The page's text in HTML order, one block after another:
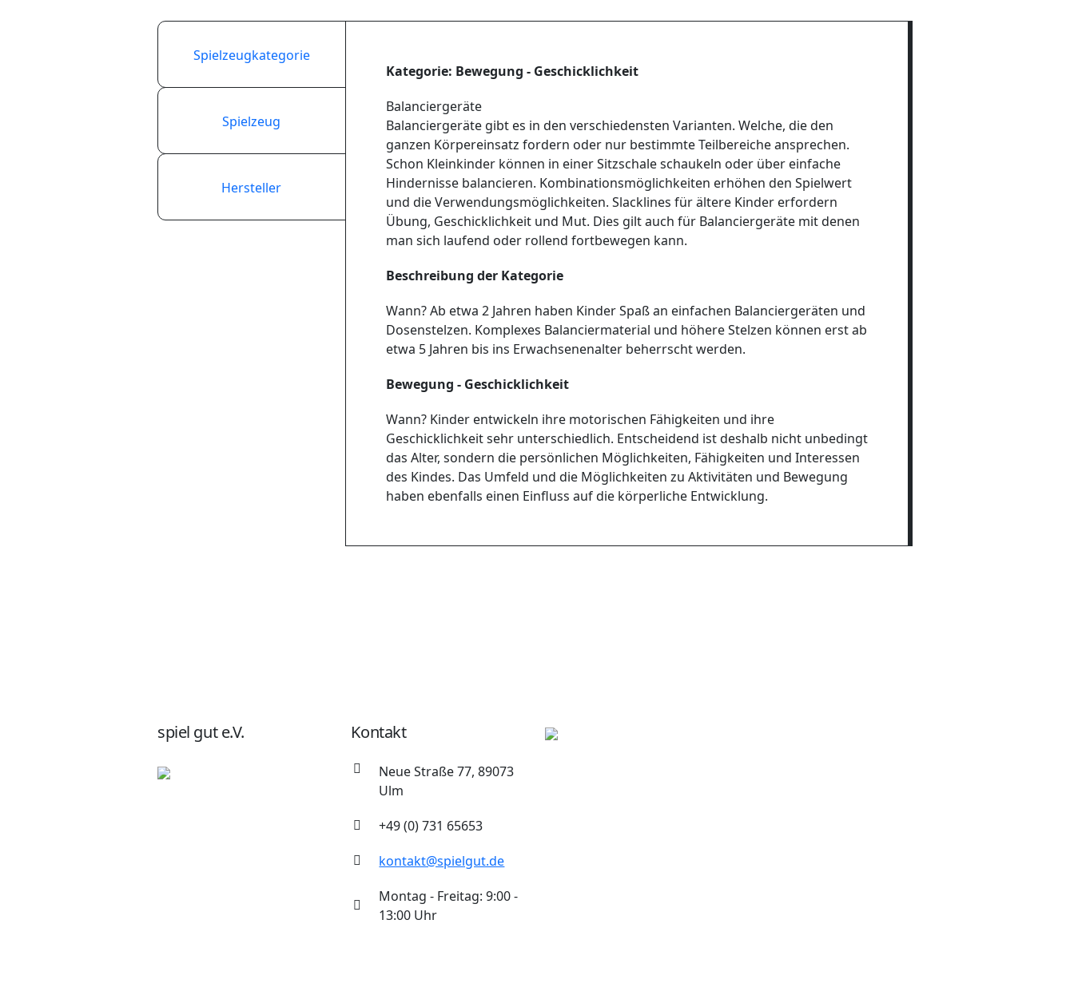
Spielzeugkategorie
Spielzeug
Hersteller
Kategorie: Bewegung - Geschicklichkeit
Balanciergeräte
Balanciergeräte gibt es in den verschiedensten Varianten. Welche, die den
ganzen Körpereinsatz fordern oder nur bestimmte Teilbereiche ansprechen.
Schon Kleinkinder können in einer Sitzschale schaukeln oder über einfache
Hindernisse balancieren. Kombinationsmöglichkeiten erhöhen den Spielwert
und die Verwendungsmöglichkeiten. Slacklines für ältere Kinder erfordern
Übung, Geschicklichkeit und Mut. Dies gilt auch für Balanciergeräte mit denen
man sich laufend oder rollend fortbewegen kann.
Beschreibung der Kategorie
Wann? Ab etwa 2 Jahren haben Kinder Spaß an einfachen Balanciergeräten und
Dosenstelzen. Komplexes Balanciermaterial und höhere Stelzen können erst ab
etwa 5 Jahren bis ins Erwachsenenalter beherrscht werden.
Bewegung - Geschicklichkeit
Wann? Kinder entwickeln ihre motorischen Fähigkeiten und ihre
Geschicklichkeit sehr unterschiedlich. Entscheidend ist deshalb nicht unbedingt
das Alter, sondern die persönlichen Möglichkeiten, Fähigkeiten und Interessen
des Kindes. Das Umfeld und die Möglichkeiten zu Aktivitäten und Bewegung
haben ebenfalls einen Einfluss auf die körperliche Entwicklung.
spiel gut e.V. Kontakt
Neue Straße 77, 89073
Ulm
+49 (0) 731 65653
kontakt@spielgut.de
Montag - Freitag: 9:00 -
13:00 Uhr